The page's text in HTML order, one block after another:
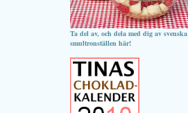
Ta del av, och dela med dig av svenska
smultronställen här!